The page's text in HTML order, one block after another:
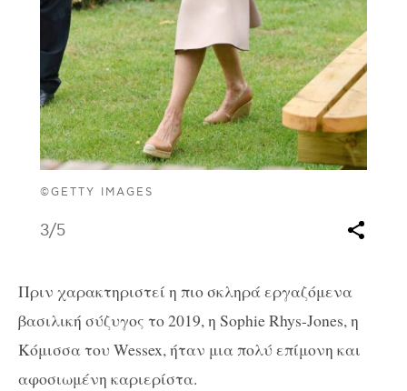
©GETTY IMAGES
3/5
Πριν χαρακτηριστεί η πιο σκληρά εργαζόμενα
βασιλική σύζυγος το 2019, η Sophie Rhys-Jones, η
Κόμισσα του Wessex, ήταν μια πολύ επίμονη και
αφοσιωμένη καριερίστα.